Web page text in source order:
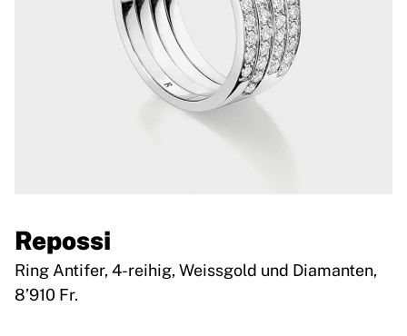
Repossi
Ring Antifer, 4-reihig, Weissgold und Diamanten,
8’910 Fr.